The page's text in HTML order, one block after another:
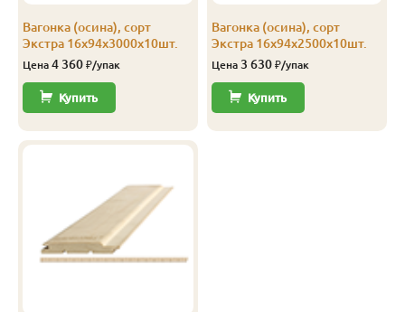
Вагонка (осина), сорт
Экстра 16х94х3000х10шт.
Цена 4 360 ₽/упак
Купить
Вагонка (осина), сорт
Экстра 16х94х2500х10шт.
Цена 3 630 ₽/упак
Купить